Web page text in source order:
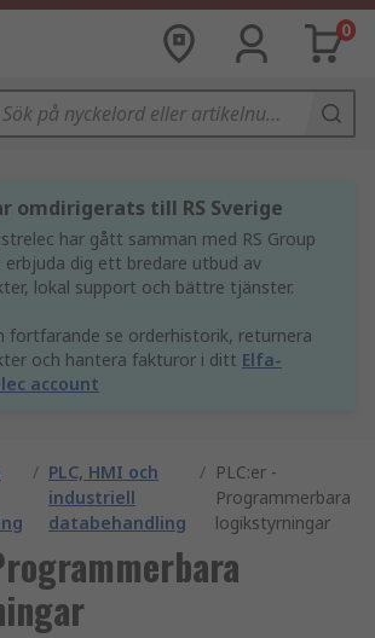
0
omdirigerats till RS Sverige
har gått samman med RS Group
dig ett bredare utbud av
lokal support och bättre tjänster.
fortfarande se orderhistorik, returnera
och hantera fakturor i ditt Elfa-
account
/ PLC, HMI och
industriell
databehandling
/ PLC:er -
Programmerbara
logikstyrningar